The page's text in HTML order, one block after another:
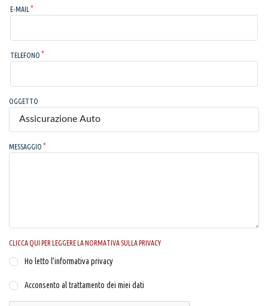
E-MAIL
TELEFONO
OGGETTO
MESSAGGIO
CLICCA QUI PER LEGGERE LA NORMATIVA SULLA PRIVACY
Ho letto l’informativa privacy
Acconsento al trattamento dei miei dati